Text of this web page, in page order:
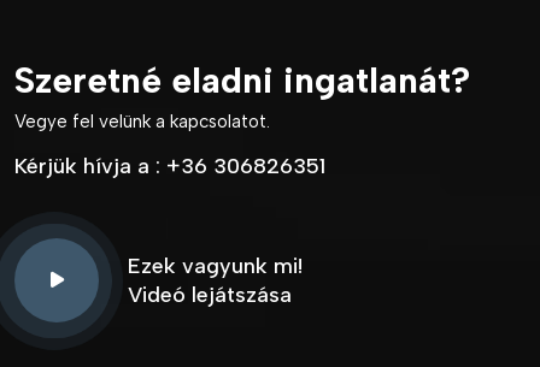
Szeretné eladni ingatlanát?
Vegye fel velünk a kapcsolatot.
Kérjük hívja a : +36 306826351
Ezek vagyunk mi!
Videó lejátszása